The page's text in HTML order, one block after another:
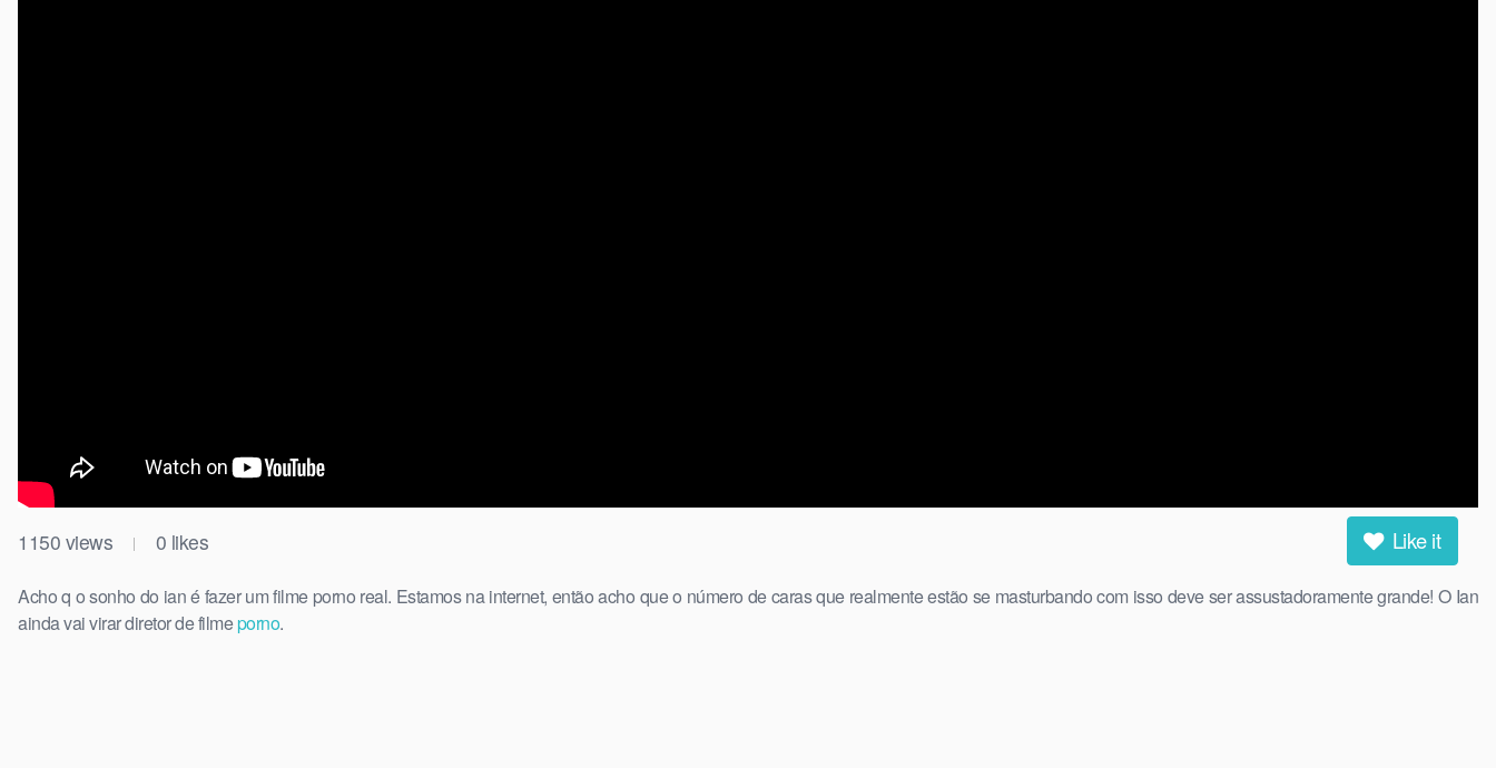
1150 views | 0 likes Like it
Acho q o sonho do ian é fazer um filme porno real. Estamos na internet, então acho que o número de caras que realmente estão se masturbando com isso deve ser assustadoramente grande! O Ian
ainda vai virar diretor de filmeporno.